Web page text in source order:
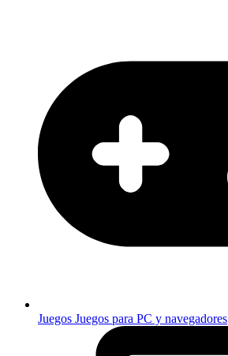
Juegos Juegos para PC y navegadores